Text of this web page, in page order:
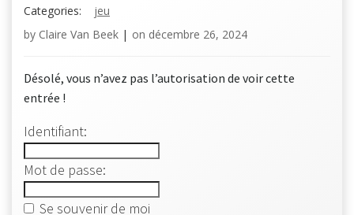
Categories:
jeu
by Claire Van Beek | on décembre 26, 2024
Désolé, vous n’avez pas l’autorisation de voir cette
entrée !
Identifiant:
Mot de passe:
Se souvenir de moi